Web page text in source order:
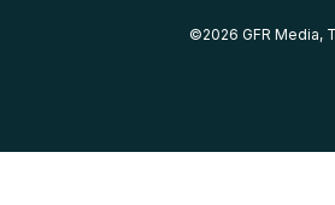
©2026 GFR Media,